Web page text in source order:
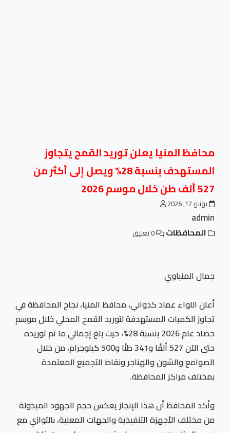
محافظ المنيا يعلن توريد القمح يتجاوز
المستهدف بنسبة 28% ويصل إلى أكثر من
527 ألف طن خلال موسم 2026
يونيو 17, 2026
admin
المحافظات
جمال المنياوي
أعلن اللواء عماد كدواني، محافظ المنيا، نجاح المحافظة في
تجاوز الكميات المستهدفة لتوريد القمح المحلي خلال موسم
حصاد عام 2026 بنسبة 28%، حيث بلغ إجمالي ما تم توريده
حتى الآن 527 ألفًا و341 طنًا و500 كيلوجرام، من خلال
الصوامع والشون والهناجر ونقاط التجميع المعتمدة
بمختلف مراكز المحافظة.
وأكد المحافظ أن هذا الإنجاز يعكس حجم الجهود المبذولة
من مختلف الأجهزة التنفيذية والجهات المعنية، بالتوازي مع